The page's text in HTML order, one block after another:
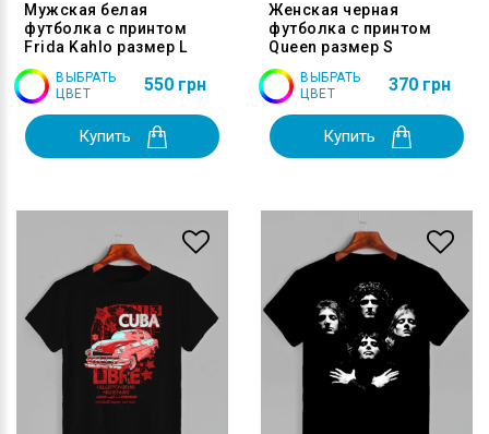
Мужская белая
футболка с принтом
Frida Kahlo размер L
ВЫБРАТЬ
ЦВЕТ
550 грн
Купить
Женская черная
футболка с принтом
Queen размер S
ВЫБРАТЬ
ЦВЕТ
370 грн
Купить